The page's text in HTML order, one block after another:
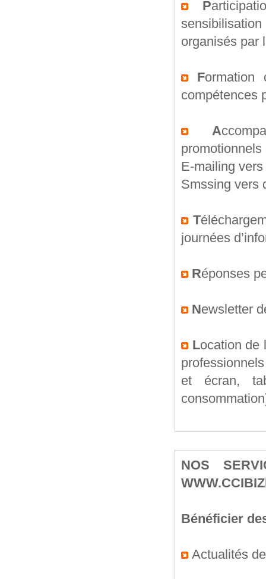
P
organisés par
Formation
compétences
A
E-mailing
Smssing vers
T
journées
Réponses
Newsletter
Location de
et écran,
NOS
Bénéficier
Actualités